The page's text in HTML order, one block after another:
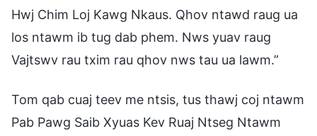
Hwj Chim Loj Kawg Nkaus. Qhov ntawd raug ua
los ntawm ib tug dab phem. Nws yuav raug
Vajtswv rau txim rau qhov nws tau ua lawm.”
Tom qab cuaj teev me ntsis, tus thawj coj ntawm
Pab Pawg Saib Xyuas Kev Ruaj Ntseg Ntawm